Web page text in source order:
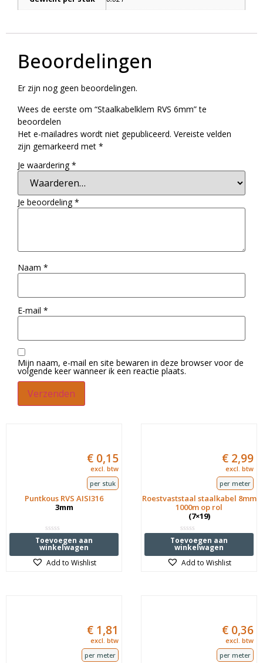
Beoordelingen
Er zijn nog geen beoordelingen.
Wees de eerste om “Staalkabelklem RVS 6mm” te
beoordelen
Het e-mailadres wordt niet gepubliceerd. Vereiste velden
zijn gemarkeerd met *
Je waardering*
Je beoordeling*
Naam *
E-mail *
Mijn naam, e-mail en site bewaren in deze browser voor de
volgende keer wanneer ik een reactie plaats.
Puntkous RVS AISI316
3mm
Waardering
0
uit
5
€ 0,15
excl. btw
per stuk
Toevoegen aan
winkelwagen
Add to Wishlist
Roestvaststaal staalkabel 8mm
1000m op rol
(7×19)
Waardering
0
uit
5
€ 2,99
excl. btw
per meter
Toevoegen aan
winkelwagen
Add to Wishlist
€ 1,81
excl. btw
per meter
€ 0,36
excl. btw
per meter